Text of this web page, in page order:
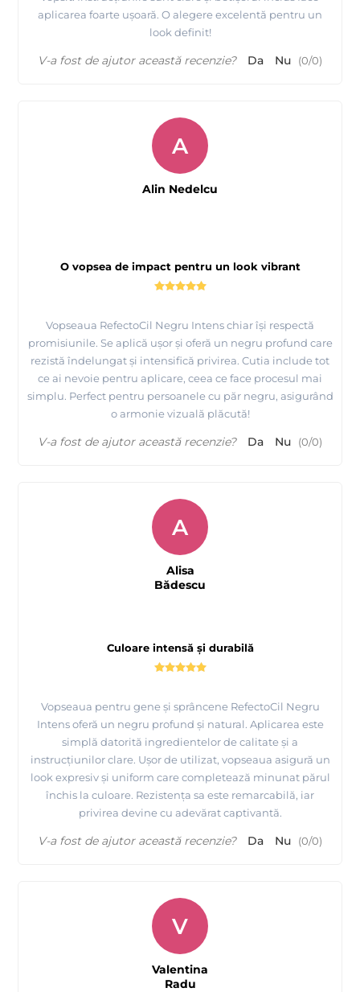
aplicarea foarte ușoară. O alegere excelentă pentru un
look definit!
V-a fost de ajutor această recenzie? Da Nu (0/0)
O vopsea de impact pentru un look vibrant
Vopseaua RefectoCil Negru Intens chiar își respectă
promisiunile. Se aplică ușor și oferă un negru profund care
rezistă îndelungat și intensifică privirea. Cutia include tot
ce ai nevoie pentru aplicare, ceea ce face procesul mai
simplu. Perfect pentru persoanele cu păr negru, asigurând
o armonie vizuală plăcută!
A
Alin Nedelcu
V-a fost de ajutor această recenzie? Da Nu (0/0)
Culoare intensă și durabilă
Vopseaua pentru gene și sprâncene RefectoCil Negru
Intens oferă un negru profund și natural. Aplicarea este
simplă datorită ingredientelor de calitate și a
instrucțiunilor clare. Ușor de utilizat, vopseaua asigură un
look expresiv și uniform care completează minunat părul
închis la culoare. Rezistența sa este remarcabilă, iar
privirea devine cu adevărat captivantă.
A
Alisa
Bădescu
V-a fost de ajutor această recenzie? Da Nu (0/0)
V
Valentina
Radu